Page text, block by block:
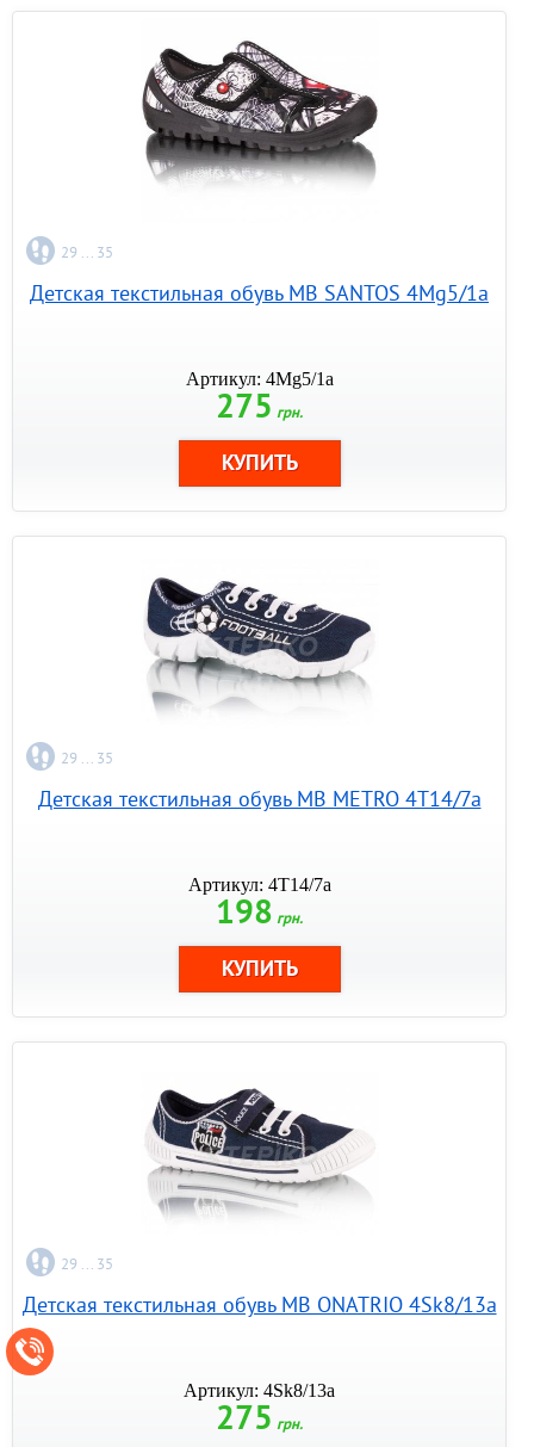
29 ... 35
Детская текстильная обувь MB SANTOS 4Mg5/1a
Артикул: 4Mg5/1a
275 грн.
29 ... 35
Детская текстильная обувь MB METRO 4T14/7a
Артикул: 4T14/7a
198 грн.
29 ... 35
Детская текстильная обувь MB ONATRIO 4Sk8/13a
Артикул: 4Sk8/13a
275 грн.